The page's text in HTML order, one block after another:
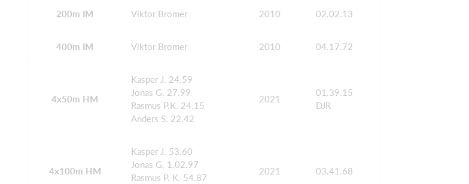
200m IM Viktor Bromer 2010 02.02.13
400m IM Viktor Bromer 2010 04.17.72
4x50m HM
Kasper J. 24.59
Jonas G. 27.99
Rasmus P.K. 24.15
Anders S. 22.42
2021
01.39.15
DJR
4x100m HM
Kasper J. 53.60
Jonas G. 1.02.97
Rasmus P. K. 54.87
2021 03.41.68